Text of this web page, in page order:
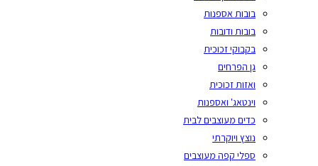
בובות אספנות
בובות ודובות
בקבוקי זכוכית
גן הפרחים
ואזות זכוכית
וינטאג' ואספנות
כדים מעוצבים לבית
נוצץ ויוקרתי
ספלי קפה מעוצבים